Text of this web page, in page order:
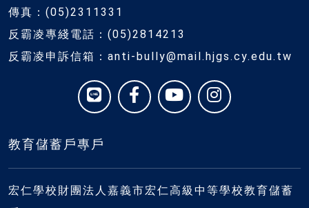
傳真：(05)2311331
反霸凌專綫電話：(05)2814213
反霸凌申訴信箱：anti-bully@mail.hjgs.cy.edu.tw
教育儲蓄戶專戶
宏仁學校財團法人嘉義市宏仁高級中等學校教育儲蓄